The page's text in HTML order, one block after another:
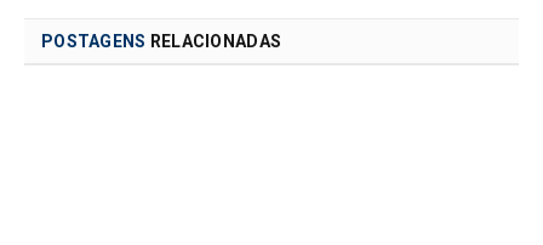
POSTAGENS RELACIONADAS